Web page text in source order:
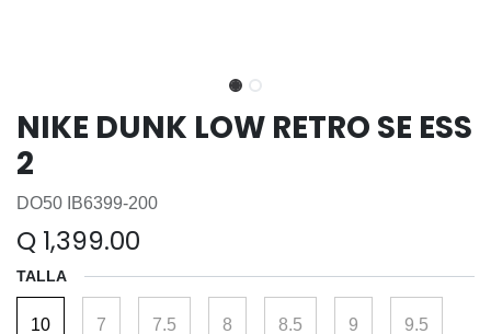
NIKE DUNK LOW RETRO SE ESS
2
DO50 IB6399-200
Q 1,399.00
TALLA
10 7 7.5 8 8.5 9 9.5